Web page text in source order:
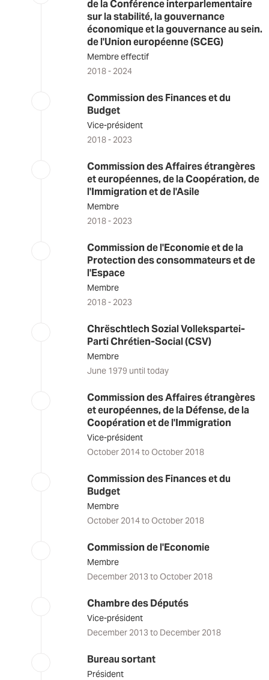
de la Conférence interparlementaire
sur la stabilité, la gouvernance
économique et la gouvernance au sein.
de l'Union européenne (SCEG)
Membre effectif
2018 - 2024
Commission des Finances et du
Budget
Vice-président
2018 - 2023
Commission des Affaires étrangères
et européennes, de la Coopération, de
l'Immigration et de l'Asile
Membre
2018 - 2023
Commission de l'Economie et de la
Protection des consommateurs et de
l'Espace
Membre
2018 - 2023
Chrëschtlech Sozial Vollekspartei-
Parti Chrétien-Social (CSV)
Membre
June 1979 until today
Commission des Affaires étrangères
et européennes, de la Défense, de la
Coopération et de l'Immigration
Vice-président
October 2014 to October 2018
Commission des Finances et du
Budget
Membre
October 2014 to October 2018
Commission de l'Economie
Membre
December 2013 to October 2018
Chambre des Députés
Vice-président
December 2013 to December 2018
Bureau sortant
Président